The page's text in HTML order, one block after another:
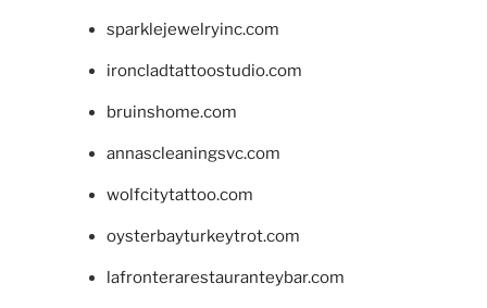
sparklejewelryinc.com
ironcladtattoostudio.com
bruinshome.com
annascleaningsvc.com
wolfcitytattoo.com
oysterbayturkeytrot.com
lafronterarestauranteybar.com